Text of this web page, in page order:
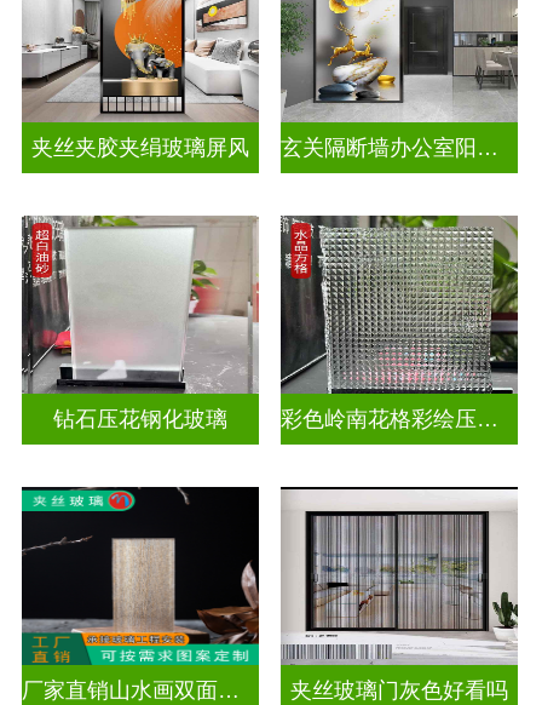
夹丝夹胶夹绢玻璃屏风 玄关隔断墙办公室阳台挡门山水画背景墙玻璃
钻石压花钢化玻璃 彩色岭南花格彩绘压花玻璃
厂家直销山水画双面轻奢透光夹丝玻璃 夹丝玻璃门灰色好看吗